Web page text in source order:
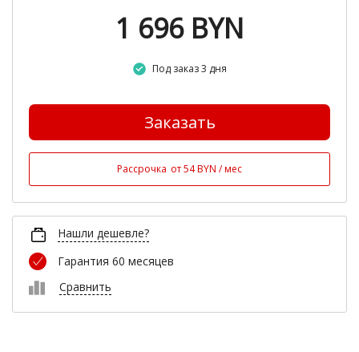
1 696 BYN
Под заказ 3 дня
Заказать
Рассрочка от 54 BYN / мес
Нашли дешевле?
Гарантия 60 месяцев
Сравнить